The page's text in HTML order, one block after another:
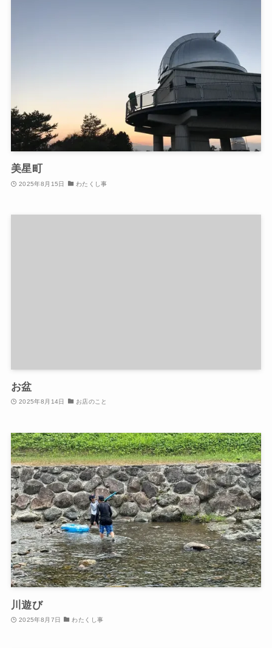
美星町
2025年8月15日 わたくし事
お盆
2025年8月14日 お店のこと
川遊び
2025年8月7日 わたくし事